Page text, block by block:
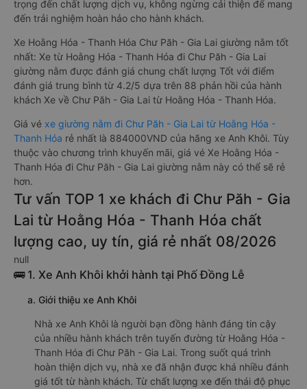
trọng đến chất lượng dịch vụ, không ngừng cải thiện để mang
đến trải nghiệm hoàn hảo cho hành khách.
Xe Hoằng Hóa - Thanh Hóa Chư Păh - Gia Lai giường nằm tốt
nhất: Xe từ Hoằng Hóa - Thanh Hóa đi Chư Păh - Gia Lai
giường nằm được đánh giá chung chất lượng Tốt với điểm
đánh giá trung bình từ 4.2/5 dựa trên 88 phản hồi của hành
khách Xe về Chư Păh - Gia Lai từ Hoằng Hóa - Thanh Hóa.
Giá vé xe giường nằm đi Chư Păh - Gia Lai từ Hoằng Hóa -
Thanh Hóa rẻ nhất là 884000VND của hãng xe Anh Khôi. Tùy
thuộc vào chương trình khuyến mãi, giá vé Xe Hoằng Hóa -
Thanh Hóa đi Chư Păh - Gia Lai giường nằm này có thể sẽ rẻ
hơn.
Tư vấn TOP 1 xe khách đi Chư Păh - Gia
Lai từ Hoằng Hóa - Thanh Hóa chất
lượng cao, uy tín, giá rẻ nhất 08/2026
null
🚌 1. Xe Anh Khôi khởi hành tại Phố Đồng Lễ
a. Giới thiệu xe Anh Khôi
Nhà xe Anh Khôi là người bạn đồng hành đáng tin cậy
của nhiều hành khách trên tuyến đường từ Hoằng Hóa -
Thanh Hóa đi Chư Păh - Gia Lai. Trong suốt quá trình
hoàn thiện dịch vụ, nhà xe đã nhận được khá nhiều đánh
giá tốt từ hành khách. Từ chất lượng xe đến thái độ phục